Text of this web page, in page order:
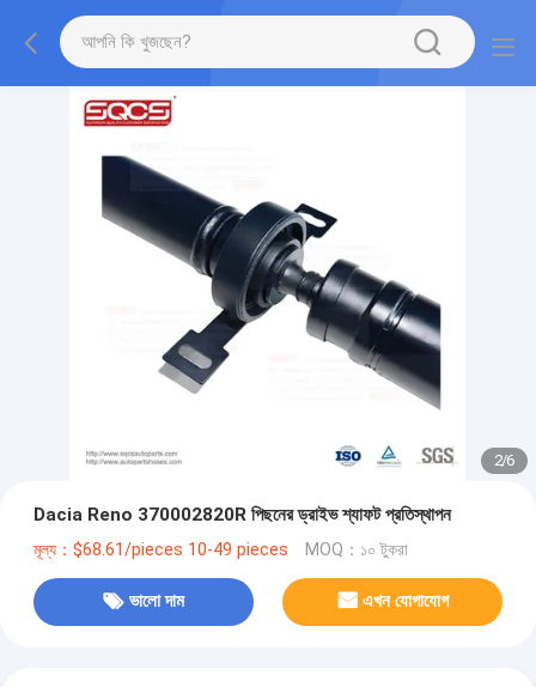
2/6
Dacia Reno 370002820R পিছনের ড্রাইভ শ্যাফট প্রতিস্থাপন
মূল্য：$68.61/pieces 10-49 pieces MOQ：১০ টুকরা
ভালো দাম এখন যোগাযোগ